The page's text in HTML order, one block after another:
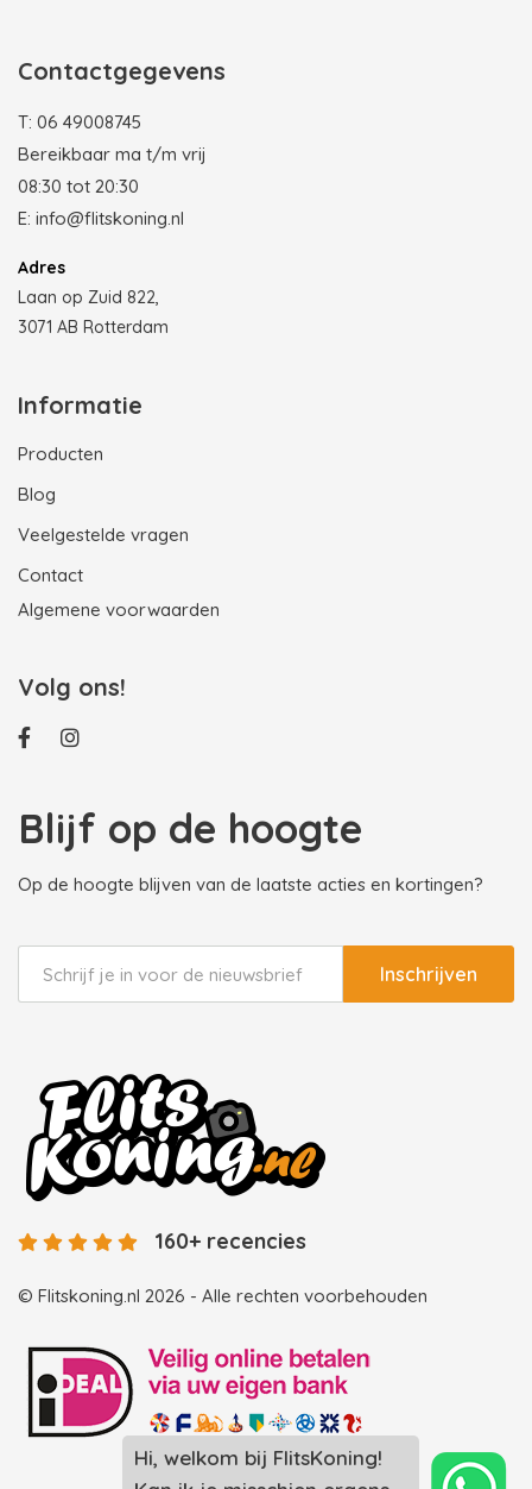
Hi, welkom bij FlitsKoning!
Contactgegevens
T: 06 49008745
Bereikbaar ma t/m vrij
08:30 tot 20:30
E: info@flitskoning.nl
Adres
Laan op Zuid 822,
3071 AB Rotterdam
Informatie
Producten
Blog
Veelgestelde vragen
Contact
Algemene voorwaarden
Volg ons!
Blijf op de hoogte
Op de hoogte blijven van de laatste acties en kortingen?
Inschrijven
© Flitskoning.nl 2026 - Alle rechten voorbehouden
160+ recencies
Landingspagina overzicht photobooths